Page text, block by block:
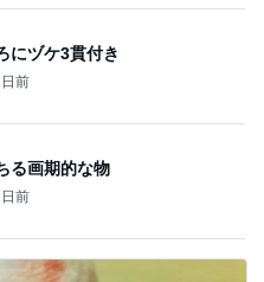
にヅケ3貫付き
前
る画期的な物
前